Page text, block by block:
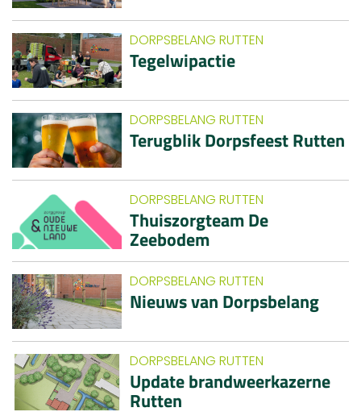
DORPSBELANG RUTTEN
Tegelwipactie
DORPSBELANG RUTTEN
Terugblik Dorpsfeest Rutten
DORPSBELANG RUTTEN
Thuiszorgteam De
Zeebodem
DORPSBELANG RUTTEN
Nieuws van Dorpsbelang
DORPSBELANG RUTTEN
Update brandweerkazerne
Rutten